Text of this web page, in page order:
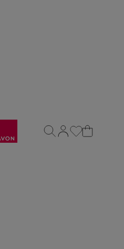
navigační menu
navigační menu
Otevřít stránku
Otevřít vyhledávání